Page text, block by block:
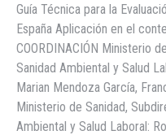
Guía Técnica para la
España Aplicación en el
COORDINACIÓN Ministerio
Sanidad Ambiental y Salud
Marian Mendoza García,
Ministerio de Sanidad,
Ambiental y Salud Laboral: